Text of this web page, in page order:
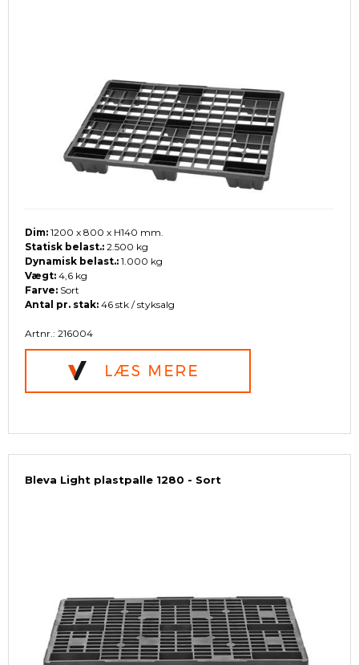
Dim: 1200 x 800 x H140 mm.
Statisk belast.: 2.500 kg
Dynamisk belast.: 1.000 kg
Vægt: 4,6 kg
Farve: Sort
Antal pr. stak: 46 stk / styksalg
Artnr.: 216004
Bleva Light plastpalle 1280 - Sort